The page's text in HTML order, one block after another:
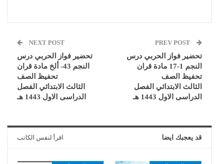
تحضير فواز الحربي درس
النجم 1-17 مادة قران
تحفيظ الصف
الثالث الابتدائي الفصل
الدراسى الاول 1443 هـ
NEXT POST
تحضير فواز الحربي درس
النجم 43- ألخ مادة قران
تحفيظ الصف
الثالث الابتدائي الفصل
الدراسى الاول 1443 هـ
قد يعجبك ايضا اقرأ لنفس الكاتب